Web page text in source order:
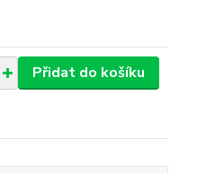
Přidat do košíku